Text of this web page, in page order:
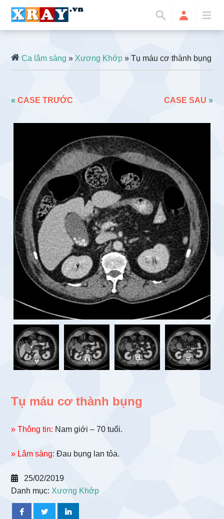
Ca lâm sàng »Xương Khớp » Tụ máu cơ thành bụng
«CASE TRƯỚC CASE SAU »
Tụ máu cơ thành bụng
» Thông tin: Nam giới – 70 tuổi.
» Lâm sàng: Đau bụng lan tỏa.
25/02/2019
Danh mục: Xương Khớp